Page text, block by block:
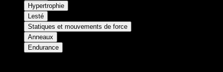
Hypertrophie
Lesté
Statiques et mouvements de force
Anneaux
Endurance